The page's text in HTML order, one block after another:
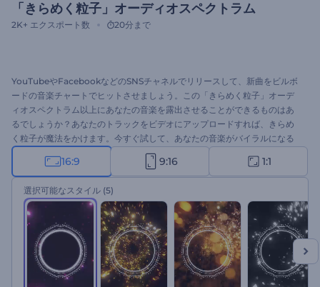
「きらめく粒子」オーディオスペクトラム
2K+ エクスポート数 20分まで
YouTubeやFacebookなどのSNSチャネルでリリースして、新曲をビルボ
ードの音楽チャートでヒットさせましょう。この「きらめく粒子」オーデ
ィオスペクトラム以上にあなたの音楽を露出させることができるものはあ
るでしょうか？あなたのトラックをビデオにアップロードすれば、きらめ
く粒子が魔法をかけます。今すぐ試して、あなたの音楽がバイラルになる
のを見てみましょう！
16:9 9:16 1:1
選択可能なスタイル (5)